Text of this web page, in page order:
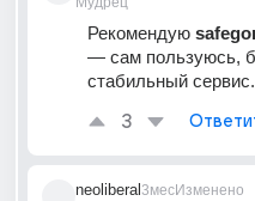
Рекомендую
— сам пользуюсь,
стабильный сервис.
3
neoliberal3месИзменено